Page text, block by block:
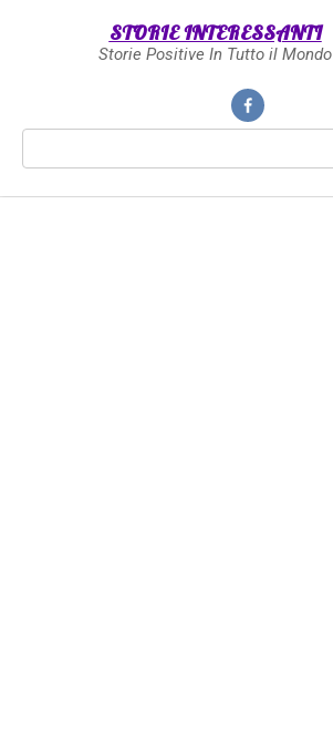
STORIE INTERESSANTI
Storie Positive In Tutto il Mondo